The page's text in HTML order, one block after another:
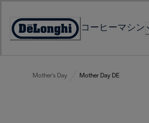
Content
Accessibility
コーヒーマシン
Mother's Day Mother Day DE